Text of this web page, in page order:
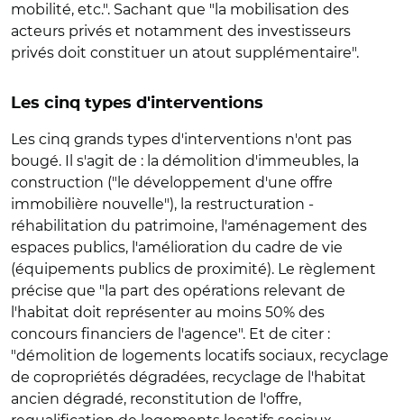
mobilité, etc.". Sachant que "la mobilisation des
acteurs privés et notamment des investisseurs
privés doit constituer un atout supplémentaire".
Les cinq types d'interventions
Les cinq grands types d'interventions n'ont pas
bougé. Il s'agit de : la démolition d'immeubles, la
construction ("le développement d'une offre
immobilière nouvelle"), la restructuration -
réhabilitation du patrimoine, l'aménagement des
espaces publics, l'amélioration du cadre de vie
(équipements publics de proximité). Le règlement
précise que "la part des opérations relevant de
l'habitat doit représenter au moins 50% des
concours financiers de l'agence". Et de citer :
"démolition de logements locatifs sociaux, recyclage
de copropriétés dégradées, recyclage de l'habitat
ancien dégradé, reconstitution de l'offre,